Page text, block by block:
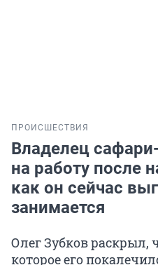
ПРОИСШЕСТВИЯ
Владелец
на работу после
как он сейчас
занимается
Олег Зубков раскрыл,
которое его